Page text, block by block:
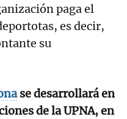
paga el
es decir,
su
se desarrollará en
de la UPNA, en